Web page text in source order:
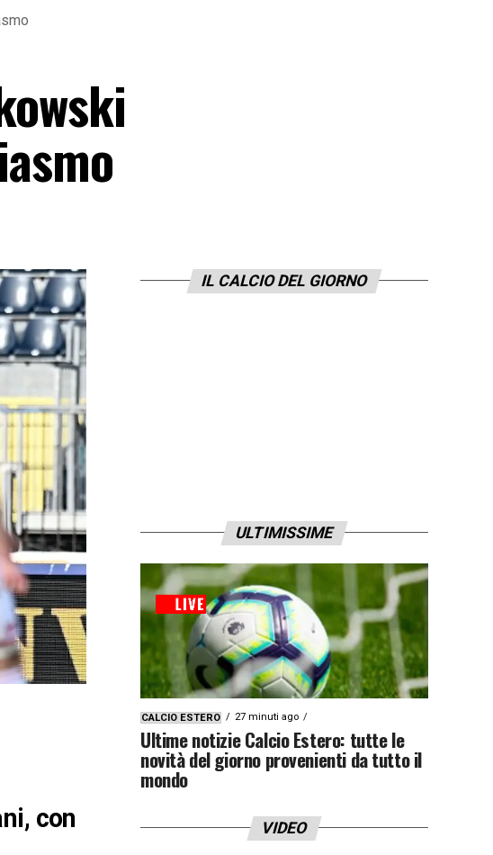
con
IL CALCIO DEL GIORNO
ULTIMISSIME
CALCIO ESTERO 27 minuti ago
Ultime notizie Calcio Estero: tutte le
novità del giorno provenienti da tutto il
mondo
VIDEO